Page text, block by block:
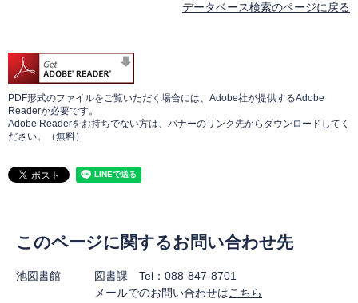
データベース検索のページに戻る
PDF形式のファイルをご覧いただく場合には、Adobe社が提供するAdobe
Readerが必要です。
Adobe Readerをお持ちでない方は、バナーのリンク先からダウンロードしてく
ださい。（無料）
このページに関するお問い合わせ先
池図書館 図書課 Tel：088-847-8701
メールでのお問い合わせはこちら